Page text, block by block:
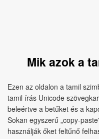
Mik azok a
Ezen az oldalon a tamil
tamil írás Unicode
beleértve a betűket és a
Sokan egyszerű
használják őket feltűnő